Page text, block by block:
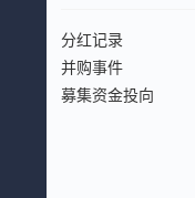
分红记录
并购事件
募集资金投向